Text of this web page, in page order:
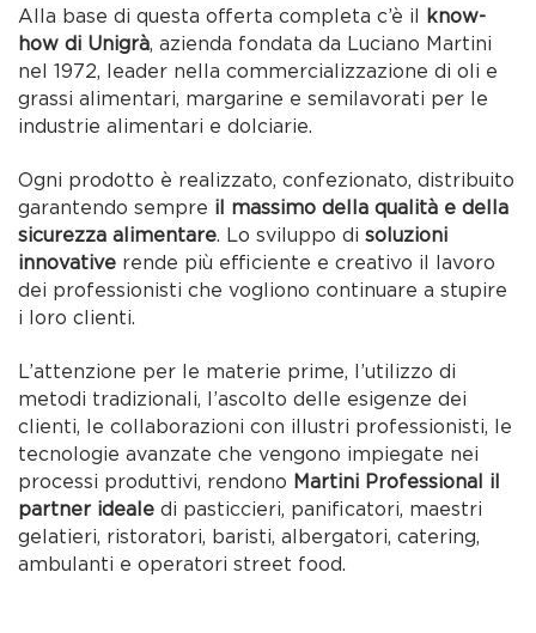
Alla base di questa offerta completa c’è il know-
how di Unigrà, azienda fondata da Luciano Martini
nel 1972, leader nella commercializzazione di oli e
grassi alimentari, margarine e semilavorati per le
industrie alimentari e dolciarie.
Ogni prodotto è realizzato, confezionato, distribuito
garantendo sempre il massimo della qualità e della
sicurezza alimentare. Lo sviluppo disoluzioni
innovative rende più efficiente e creativo il lavoro
dei professionisti che vogliono continuare a stupire
i loro clienti.
L’attenzione per le materie prime, l’utilizzo di
metodi tradizionali, l’ascolto delle esigenze dei
clienti, le collaborazioni con illustri professionisti, le
tecnologie avanzate che vengono impiegate nei
processi produttivi, rendono Martini Professional il
partner ideale di pasticcieri, panificatori, maestri
gelatieri, ristoratori, baristi, albergatori, catering,
ambulanti e operatori street food.